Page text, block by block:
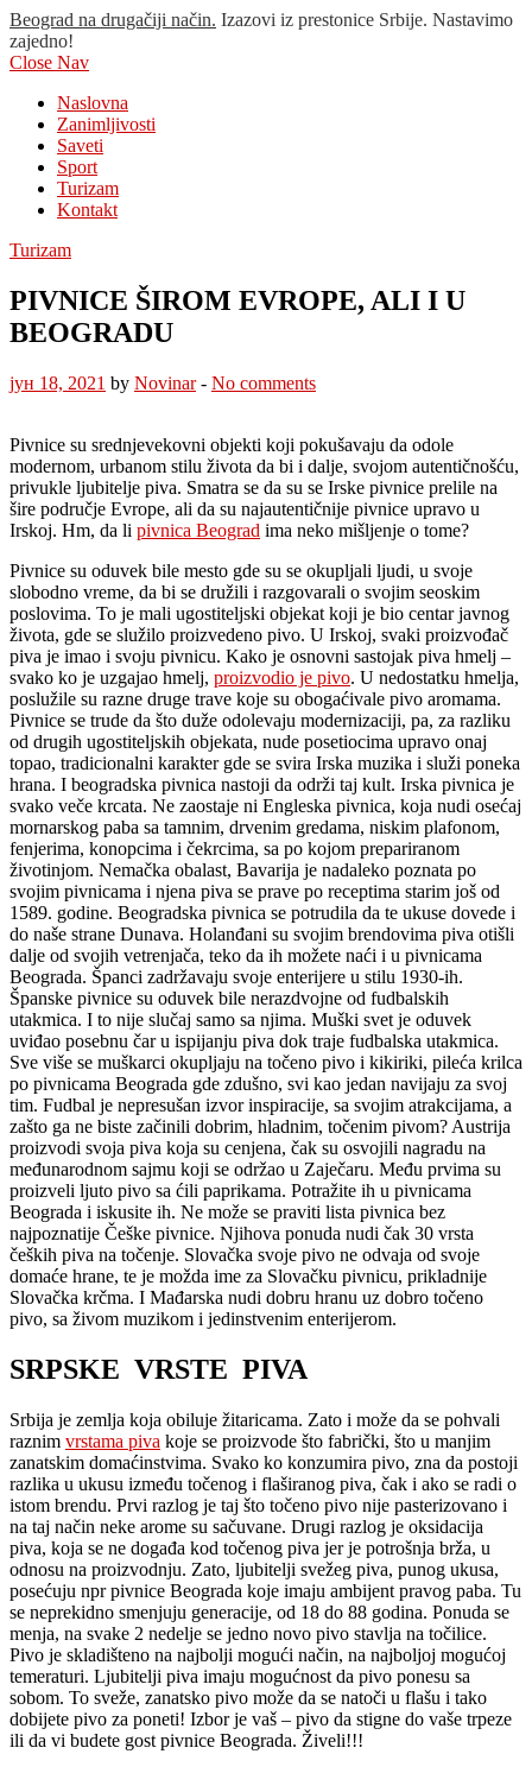
Beograd na drugačiji način. Izazovi iz prestonice Srbije. Nastavimo
zajedno!
Close Nav
Naslovna
Zanimljivosti
Saveti
Sport
Turizam
Kontakt
Turizam
PIVNICE ŠIROM EVROPE, ALI I U
BEOGRADU
јун 18, 2021 by Novinar- No comments
Pivnice su srednjevekovni objekti koji pokušavaju da odole
modernom, urbanom stilu života da bi i dalje, svojom autentičnošću,
privukle ljubitelje piva. Smatra se da su se Irske pivnice prelile na
šire područje Evrope, ali da su najautentičnije pivnice upravo u
Irskoj. Hm, da li pivnica Beograd ima neko mišljenje o tome?
Pivnice su oduvek bile mesto gde su se okupljali ljudi, u svoje
slobodno vreme, da bi se družili i razgovarali o svojim seoskim
poslovima. To je mali ugostiteljski objekat koji je bio centar javnog
života, gde se služilo proizvedeno pivo. U Irskoj, svaki proizvođač
piva je imao i svoju pivnicu. Kako je osnovni sastojak piva hmelj –
svako ko je uzgajao hmelj, proizvodio je pivo. U nedostatku hmelja,
poslužile su razne druge trave koje su obogaćivale pivo aromama.
Pivnice se trude da što duže odolevaju modernizaciji, pa, za razliku
od drugih ugostiteljskih objekata, nude posetiocima upravo onaj
topao, tradicionalni karakter gde se svira Irska muzika i služi poneka
hrana. I beogradska pivnica nastoji da održi taj kult. Irska pivnica je
svako veče krcata. Ne zaostaje ni Engleska pivnica, koja nudi osećaj
mornarskog paba sa tamnim, drvenim gredama, niskim plafonom,
fenjerima, konopcima i čekrcima, sa po kojom prepariranom
životinjom. Nemačka obalast, Bavarija je nadaleko poznata po
svojim pivnicama i njena piva se prave po receptima starim još od
1589. godine. Beogradska pivnica se potrudila da te ukuse dovede i
do naše strane Dunava. Holanđani su svojim brendovima piva otišli
dalje od svojih vetrenjača, teko da ih možete naći i u pivnicama
Beograda. Španci zadržavaju svoje enterijere u stilu 1930-ih.
Španske pivnice su oduvek bile nerazdvojne od fudbalskih
utakmica. I to nije slučaj samo sa njima. Muški svet je oduvek
uviđao posebnu čar u ispijanju piva dok traje fudbalska utakmica.
Sve više se muškarci okupljaju na točeno pivo i kikiriki, pileća krilca
po pivnicama Beograda gde zdušno, svi kao jedan navijaju za svoj
tim. Fudbal je nepresušan izvor inspiracije, sa svojim atrakcijama, a
zašto ga ne biste začinili dobrim, hladnim, točenim pivom? Austrija
proizvodi svoja piva koja su cenjena, čak su osvojili nagradu na
međunarodnom sajmu koji se održao u Zaječaru. Među prvima su
proizveli ljuto pivo sa ćili paprikama. Potražite ih u pivnicama
Beograda i iskusite ih. Ne može se praviti lista pivnica bez
najpoznatije Češke pivnice. Njihova ponuda nudi čak 30 vrsta
čeških piva na točenje. Slovačka svoje pivo ne odvaja od svoje
domaće hrane, te je možda ime za Slovačku pivnicu, prikladnije
Slovačka krčma. I Mađarska nudi dobru hranu uz dobro točeno
pivo, sa živom muzikom i jedinstvenim enterijerom.
SRPSKE VRSTE PIVA
Srbija je zemlja koja obiluje žitaricama. Zato i može da se pohvali
raznim vrstama piva koje se proizvode što fabrički, što u manjim
zanatskim domaćinstvima. Svako ko konzumira pivo, zna da postoji
razlika u ukusu između točenog i flaširanog piva, čak i ako se radi o
istom brendu. Prvi razlog je taj što točeno pivo nije pasterizovano i
na taj način neke arome su sačuvane. Drugi razlog je oksidacija
piva, koja se ne događa kod točenog piva jer je potrošnja brža, u
odnosu na proizvodnju. Zato, ljubitelji svežeg piva, punog ukusa,
posećuju npr pivnice Beograda koje imaju ambijent pravog paba. Tu
se neprekidno smenjuju generacije, od 18 do 88 godina. Ponuda se
menja, na svake 2 nedelje se jedno novo pivo stavlja na točilice.
Pivo je skladišteno na najbolji mogući način, na najboljoj mogućoj
temeraturi. Ljubitelji piva imaju mogućnost da pivo ponesu sa
sobom. To sveže, zanatsko pivo može da se natoči u flašu i tako
dobijete pivo za poneti! Izbor je vaš – pivo da stigne do vaše trpeze
ili da vi budete gost pivnice Beograda. Živeli!!!